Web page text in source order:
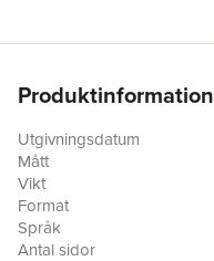
Produktinformation
Utgivningsdatum
Mått
Vikt
Format
Språk
Antal sidor